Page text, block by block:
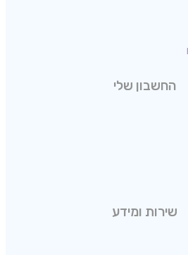
החשבון שלי
שירות ומידע